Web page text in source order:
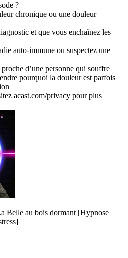
?
chronique ou une douleur
et que vous enchaînez les
auto-immune ou suspectez une
d’une personne qui souffre
pourquoi la douleur est parfois
acast.com/privacy pour plus
Belle au bois dormant [Hypnose